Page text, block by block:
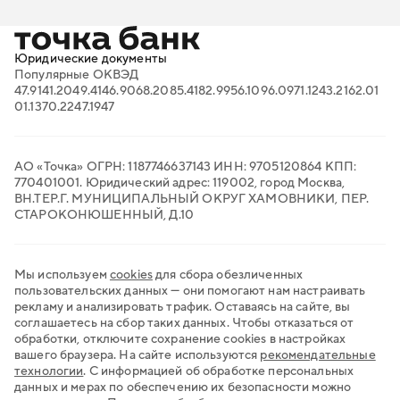
Проверка контрагентов
Продажи на маркетплейсах
Торговый эквайринг
Электронный документооборот
Транспортный ЭДО
QR-платежи
Юридические документы
Популярные ОКВЭД
47.9141.2049.4146.9068.2085.4182.9956.1096.0971.1243.2162.01
01.1370.2247.1947
АО «Точка» ОГРН: 1187746637143 ИНН: 9705120864 КПП:
770401001. Юридический адрес: 119002, город Москва,
ВН.ТЕР.Г. МУНИЦИПАЛЬНЫЙ ОКРУГ ХАМОВНИКИ, ПЕР.
СТАРОКОНЮШЕННЫЙ, Д.10
Мы используем cookiesдля сбора обезличенных
пользовательских данных — они помогают нам настраивать
рекламу и анализировать трафик. Оставаясь на сайте, вы
соглашаетесь на сбор таких данных. Чтобы отказаться от
обработки, отключите сохранение cookies в настройках
вашего браузера. На сайте используются рекомендательные
технологии. С информацией об обработке персональных
данных и мерах по обеспечению их безопасности можно